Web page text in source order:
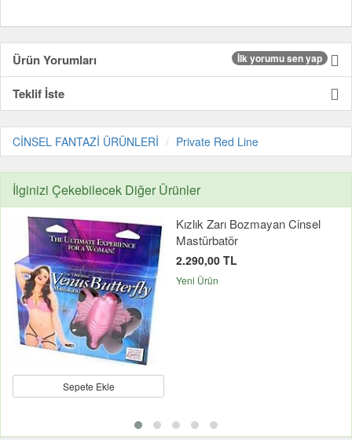
Ürün Yorumları İlk yorumu sen yap
Teklif İste
CİNSEL FANTAZİ ÜRÜNLERİ Private Red Line
İlginizi Çekebilecek Diğer Ürünler
Sepete Ekle
Kızlık Zarı Bozmayan Cinsel
Mastürbatör
2.290,00 TL
Yeni Ürün